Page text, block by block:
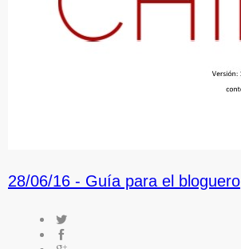
28/06/16 - Guía para el bloguero